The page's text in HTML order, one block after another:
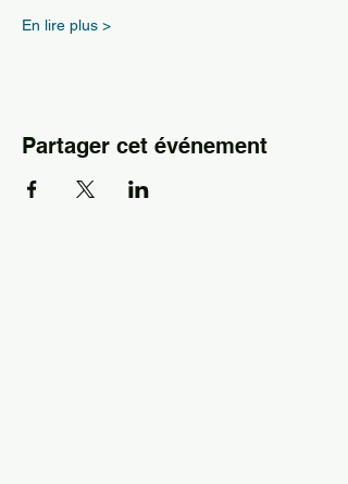
En lire plus >
Partager cet événement